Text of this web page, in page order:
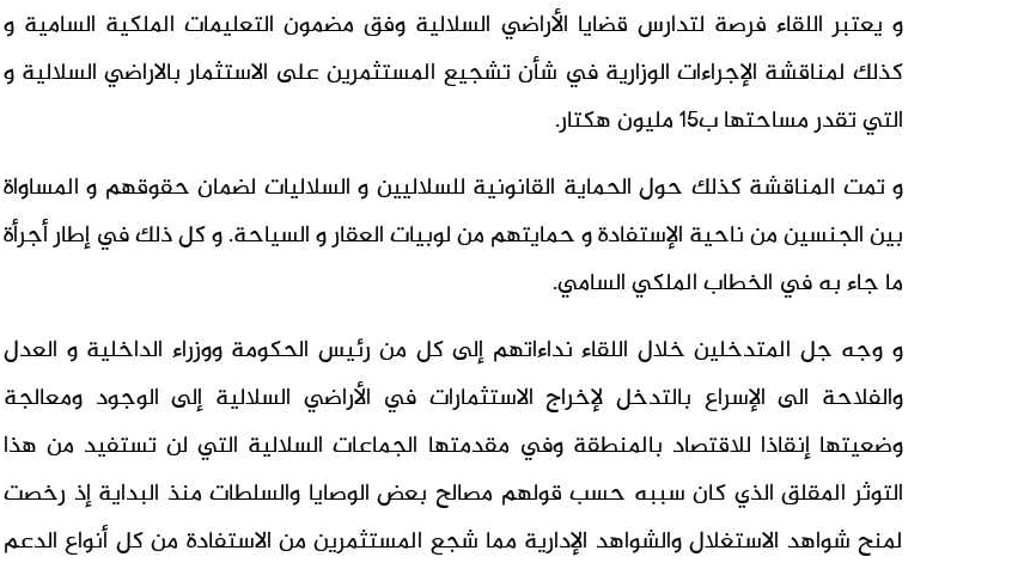
و يعتبر اللقاء فرصة لتدارس قضايا الأراضي السلالية وفق مضمون التعليمات الملكية السامية و
كذلك لمناقشة الإجراءات الوزارية في شأن تشجيع المستثمرين على الاستثمار بالاراضي السلالية و
التي تقدر مساحتها ب15 مليون هكتار.
و تمت المناقشة كذلك حول الحماية القانونية للسلاليين و السلاليات لضمان حقوقهم و المساواة
بين الجنسين من ناحية الإستفادة و حمايتهم من لوبيات العقار و السياحة. و كل ذلك في إطار أجرأة
ما جاء به في الخطاب الملكي السامي.
و وجه جل المتدخلين خلال اللقاء نداءاتهم إلى كل من رئيس الحكومة ووزراء الداخلية و العدل
والفلاحة الى الإسراع بالتدخل لإخراج الاستثمارات في الأراضي السلالية إلى الوجود ومعالجة
وضعيتها إنقاذا للاقتصاد بالمنطقة وفي مقدمتها الجماعات السلالية التي لن تستفيد من هذا
التوثر المقلق الذي كان سببه حسب قولهم مصالح بعض الوصايا والسلطات منذ البداية إذ رخصت
لمنح شواهد الاستغلال والشواهد الإدارية مما شجع المستثمرين من الاستفادة من كل أنواع الدعم